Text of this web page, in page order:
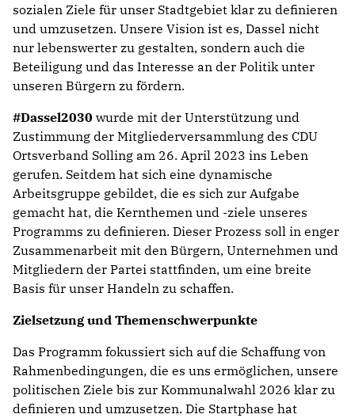
sozialen Ziele für unser Stadtgebiet klar zu definieren
und umzusetzen. Unsere Vision ist es, Dassel nicht
nur lebenswerter zu gestalten, sondern auch die
Beteiligung und das Interesse an der Politik unter
unseren Bürgern zu fördern.
#Dassel2030 wurde mit der Unterstützung und
Zustimmung der Mitgliederversammlung des CDU
Ortsverband Solling am 26. April 2023 ins Leben
gerufen. Seitdem hat sich eine dynamische
Arbeitsgruppe gebildet, die es sich zur Aufgabe
gemacht hat, die Kernthemen und -ziele unseres
Programms zu definieren. Dieser Prozess soll in enger
Zusammenarbeit mit den Bürgern, Unternehmen und
Mitgliedern der Partei stattfinden, um eine breite
Basis für unser Handeln zu schaffen.
Zielsetzung und Themenschwerpunkte
Das Programm fokussiert sich auf die Schaffung von
Rahmenbedingungen, die es uns ermöglichen, unsere
politischen Ziele bis zur Kommunalwahl 2026 klar zu
definieren und umzusetzen. Die Startphase hat